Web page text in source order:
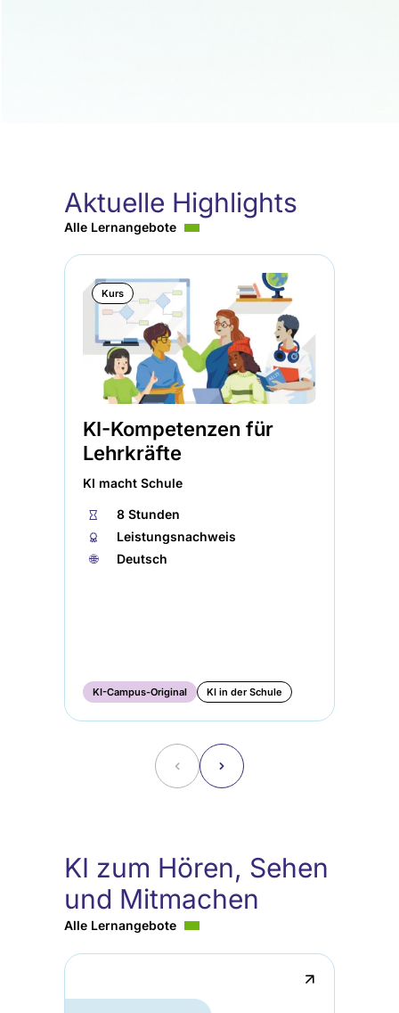
Aktuelle Highlights
Alle Lernangebote
Kurs
KI-Kompetenzen für
Lehrkräfte
KI macht Schule
⏱
8 Stunden
🏅︎
Leistungsnachweis
🌐︎
Deutsch
KI-Campus-Original KI in der Schule
˂ ˃
KI zum Hören, Sehen
und Mitmachen
Alle Lernangebote
↗